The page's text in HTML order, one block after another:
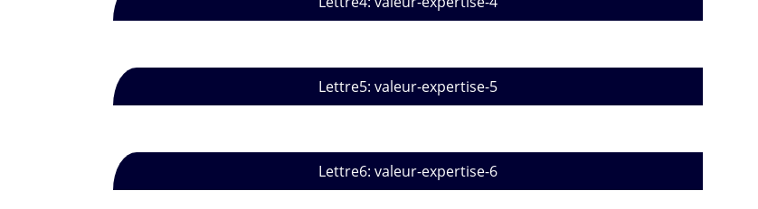
Lettre5: valeur-expertise-5
Lettre6: valeur-expertise-6